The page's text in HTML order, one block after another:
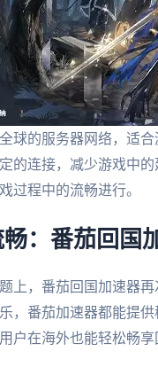
球的服务器网络，适合
的连接，减少游戏中的
过程中的流畅进行。
：番茄回国
上，番茄回国加速器
，番茄加速器都能提
户在海外也能轻松畅享